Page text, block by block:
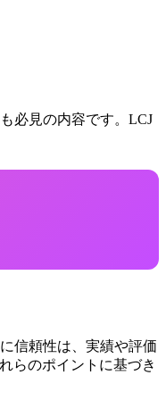
必見の内容です。LCJ
信頼性は、実績や評価
らのポイントに基づき